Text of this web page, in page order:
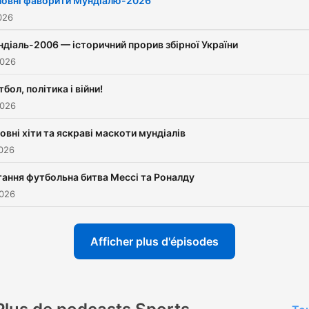
разом із ним – і світ. А
протистояння, пісні, які
мільйонів.
2006 — історичний прорив збірної України
політика і війни!
хіти та яскраві маскоти мундіалів
футбольна битва Мессі та Роналду
Afficher plus d'épisodes